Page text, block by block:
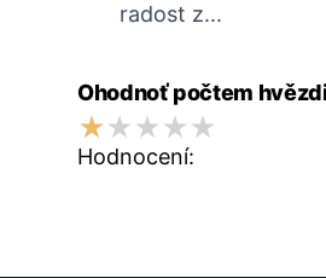
radost z...
Ohodnoť počtem
Hodnocení: